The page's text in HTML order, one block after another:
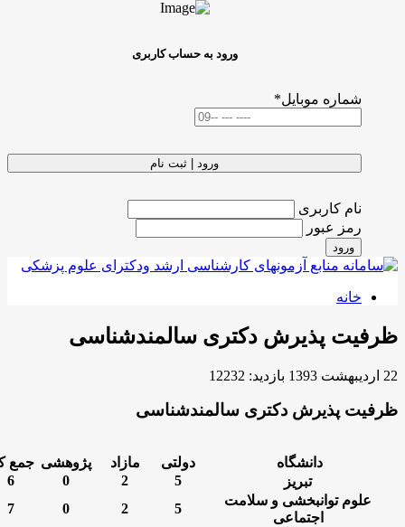
ورود به حساب کاربری
شماره موبایل*
ورود | ثبت نام
نام کاربری
رمز عبور
ورود
خانه
پذیرش دکتری سالمندشناسی
بازدید: 12232
پذیرش دکتری سالمندشناسی
دانشگاه دولتی مازاد پژوهشی جمع کل
تبریز
علوم توانبخشی و سلامت
اجتماعی